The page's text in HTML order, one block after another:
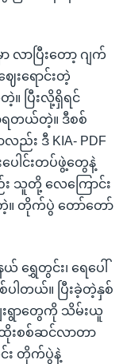
လာပြီးတော့ ဂျက်
းရောင်းတဲ့
ပြီးလို့ရှိရင်
ရတယ်တဲ့။ ဒီစစ်
ည်း ဒီ KIA- PDF
ပေါင်းတပ်ဖွဲ့တွေနဲ့
သူတို့ လေကြောင်း
တိုက်ပွဲ တော်တော်
ရွှေတွင်း၊ ရေပေါ်
ပါတယ်။ ပြီးခဲ့တဲ့နှစ်
းရွာတွေကို သိမ်းယူ
းစစ်ဆင်လာတာ
း တိုက်ပွဲနဲ့